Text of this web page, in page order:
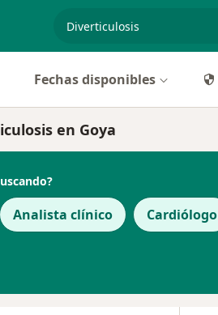
Fechas disponibles
en Goya
Analista clínico Cardiólogo